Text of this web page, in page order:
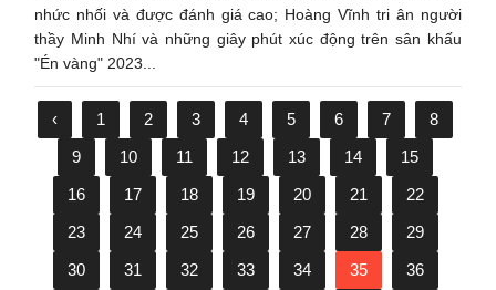
nhức nhối và được đánh giá cao; Hoàng Vĩnh tri ân người
thầy Minh Nhí và những giây phút xúc động trên sân khấu
"Én vàng" 2023...
‹ 1 2 3 4 5 6 7
8
9
10 11 12 13 14
15
16
17 18 19 20 21
22
23
24 25 26 27 28
29
30
31 32 33 34 35
36